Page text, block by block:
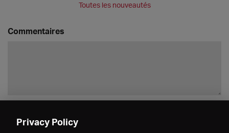
Toutes les nouveautés
Commentaires
Privacy Policy